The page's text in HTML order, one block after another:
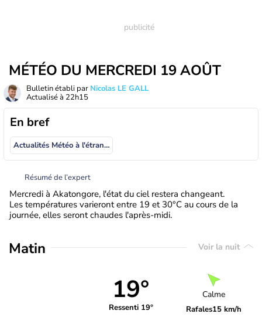
MÉTÉO DU MERCREDI 19 AOÛT
Bulletin établi par Nicolas LE GALL
Actualisé à 22h15
En bref
Actualités Météo à l'étranger
Résumé de l’expert
Mercredi à Akatongore, l'état du ciel restera changeant.
Les températures varieront entre 19 et 30°C au cours de la
journée, elles seront chaudes l'après-midi.
Matin Voir la nuit
19°
Ressenti 19°
Calme
Rafales15 km/h